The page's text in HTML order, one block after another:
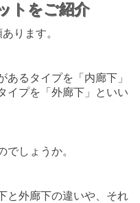
トをご紹介
ります。
るタイプを「内廊下」
イプを「外廊下」といい
でしょうか。
と外廊下の違いや、それ